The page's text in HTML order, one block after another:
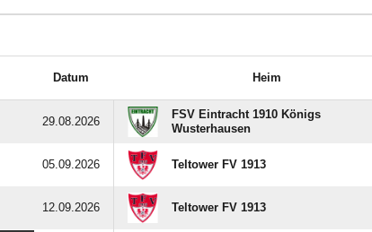
Datum Heim
29.08.2026
FSV Eintracht 1910 Königs
Wusterhausen
05.09.2026 Teltower FV 1913
12.09.2026 Teltower FV 1913